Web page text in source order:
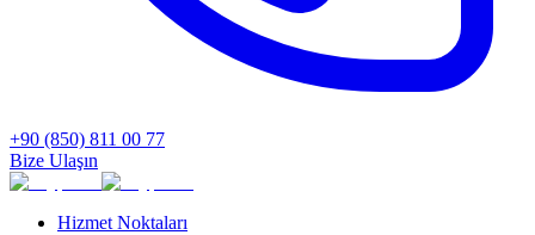
+90 (850) 811 00 77
Bize Ulaşın
Hizmet Noktaları